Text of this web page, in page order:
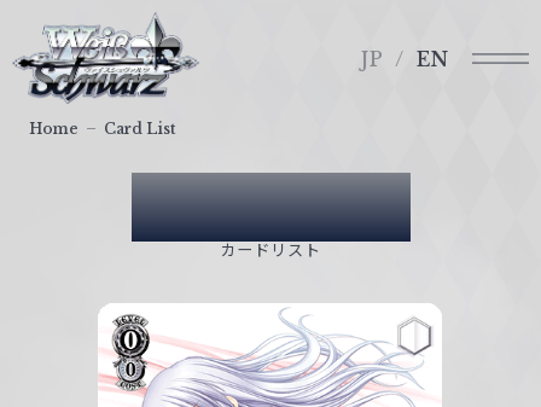
ァ
イ
JP EN
Card List
カードリスト
Home Card List